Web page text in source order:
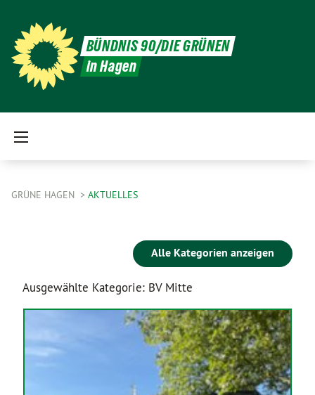
BÜNDNIS 90/DIE GRÜNEN
in Hagen
GRÜNE HAGEN AKTUELLES
Alle Kategorien anzeigen
Ausgewählte Kategorie: BV Mitte